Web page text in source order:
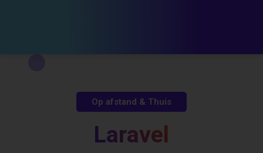
Op afstand & Thuis
Laravel